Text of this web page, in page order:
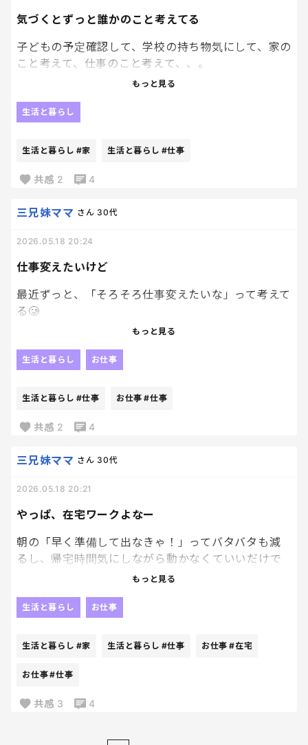
気づくとずっと誰かのこと考えてる
子どもの予定確認して、学校の持ち物気にして、家の
こと考えて、仕事のこと考えて、、。
なんか常に頭の中フル回転。
ボーッとしたいのに、「あ、あれやらなきゃ」が
もっと見る
生活と暮らし
生活と暮らし #家 生活と暮らし #仕事
共感 2 4
仕事変えたいけど
三兄妹ママ さん 30代
2026.05.18 20:24
最近ずっと、「そろそろ仕事変えたいな」って考えて
る🥲
でも実際に辞めるってなると、店長に言い出しにく
「今辞められると困るよな」とか考え始めると、な
がして、ずっとモヤモヤしてるよ〜
辞めるって、伝えるまでが一番しんどいのかもしれな
いね
もっと見る
生活と暮らし お仕事
生活と暮らし #仕事 お仕事 #仕事
共感 2 4
やっぱ、在宅ワークよなー
三兄妹ママ さん 30代
2026.05.18 20:21
朝の「早く準備して出なきゃ！」ってバタバタも減
るし、帰宅時間気にしながら動かなくていいだけで
天気悪い日とか、疲れてる日とか、
がら働けるってやっぱり大きいよね
特に子どもの予定とか急な体調不良考えると、家に
もっと見る
生活と暮らし お仕事
生活と暮らし #家 生活と暮らし #仕事 お仕事 #在宅
お仕事#仕事
共感 3 4